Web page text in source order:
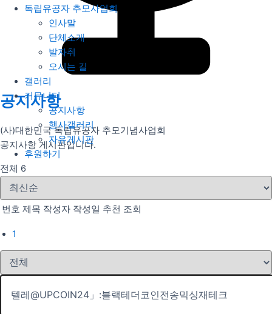
독립유공자 추모사업회
인사말
단체소개
발자취
오시는 길
갤러리
커뮤니티
공지사항
행사갤러리
자유게시판
후원하기
공지사항
(사)대한민국 독립유공자 추모기념사업회
공지사항 게시판입니다.
전체 6
번호 제목 작성자 작성일 추천 조회
1